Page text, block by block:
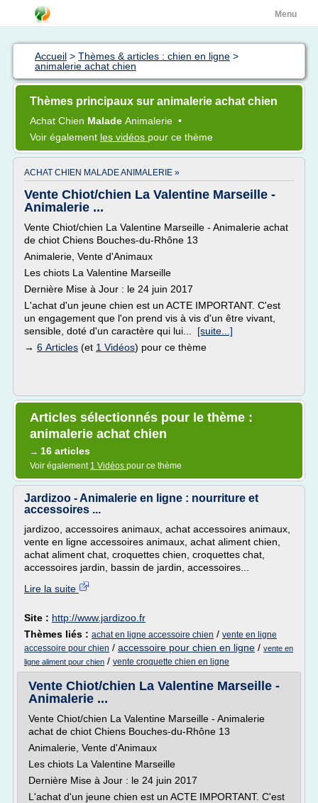
Menu
Accueil > Thèmes & articles : chien en ligne >
animalerie achat chien
Thèmes principaux sur animalerie achat chien
Achat Chien Malade Animalerie •
Voir également les vidéos pour ce thème
ACHAT CHIEN MALADE ANIMALERIE »
Vente Chiot/chien La Valentine Marseille -
Animalerie ...
Vente Chiot/chien La Valentine Marseille - Animalerie achat
de chiot Chiens Bouches-du-Rhône 13
Animalerie, Vente d'Animaux
Les chiots La Valentine Marseille
Dernière Mise à Jour : le 24 juin 2017
L'achat d'un jeune chien est un ACTE IMPORTANT. C'est
un engagement que l'on prend vis à vis d'un être vivant,
sensible, doté d'un caractère qui lui... [suite...]
→ 6 Articles (et 1 Vidéos) pour ce thème
Articles sélectionnés pour le thème :
animalerie achat chien
→ 16 articles
Voir également 1 Vidéos pour ce thème
Jardizoo - Animalerie en ligne : nourriture et
accessoires ...
jardizoo, accessoires animaux, achat accessoires animaux,
vente en ligne accessoires animaux, achat aliment chien,
achat aliment chat, croquettes chien, croquettes chat,
accessoires jardin, bassin de jardin, accessoires...
Lire la suite
Site : http://www.jardizoo.fr
Thèmes liés : achat en ligne accessoire chien / vente en ligne
accessoire pour chien / accessoire pour chien en ligne / vente en
ligne aliment pour chien / vente croquette chien en ligne
Vente Chiot/chien La Valentine Marseille -
Animalerie ...
Vente Chiot/chien La Valentine Marseille - Animalerie
achat de chiot Chiens Bouches-du-Rhône 13
Animalerie, Vente d'Animaux
Les chiots La Valentine Marseille
Dernière Mise à Jour : le 24 juin 2017
L'achat d'un jeune chien est un ACTE IMPORTANT. C'est